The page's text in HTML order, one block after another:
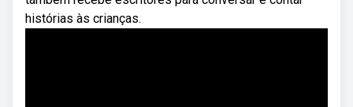
histórias às crianças.